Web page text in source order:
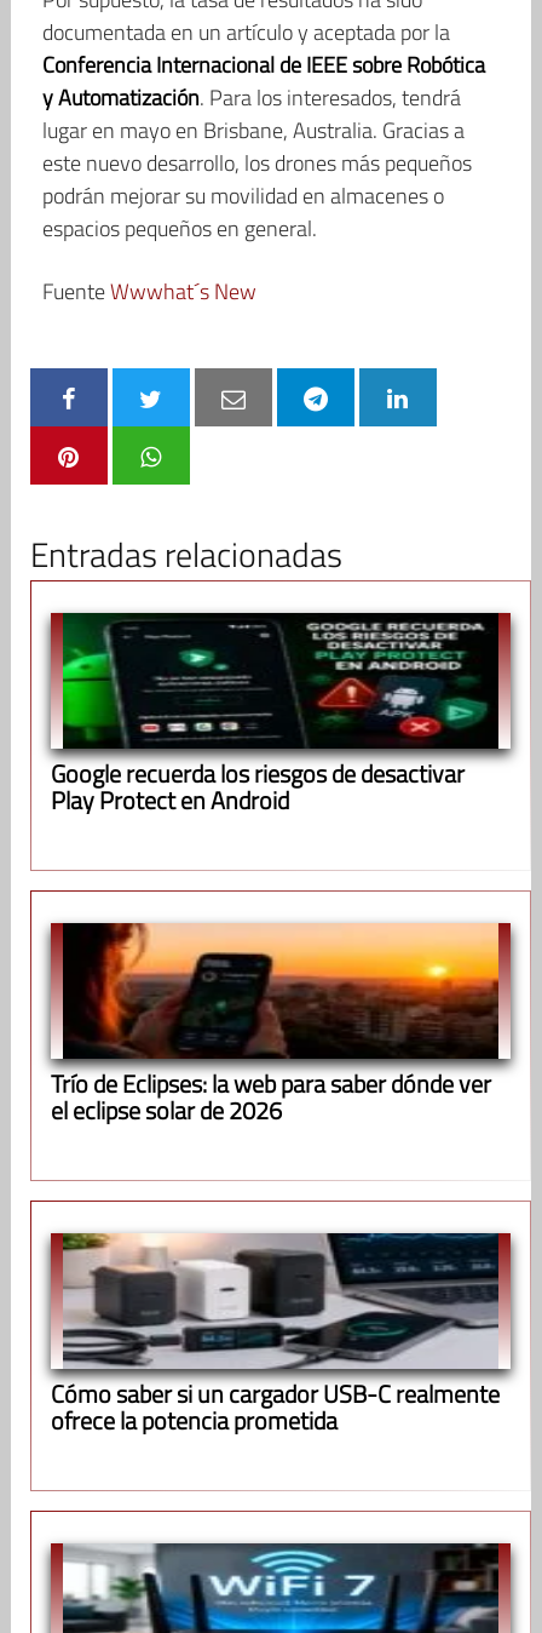
documentada en un artículo y aceptada por la
Conferencia Internacional de IEEE sobre Robótica
y Automatización. Para los interesados, tendrá
lugar en mayo en Brisbane, Australia. Gracias a
este nuevo desarrollo, los drones más pequeños
podrán mejorar su movilidad en almacenes o
espacios pequeños en general.
FuenteWwwhat´s New
Entradas relacionadas
Google recuerda los riesgos de desactivar
Play Protect en Android
Trío de Eclipses: la web para saber dónde ver
el eclipse solar de 2026
Cómo saber si un cargador USB-C realmente
ofrece la potencia prometida